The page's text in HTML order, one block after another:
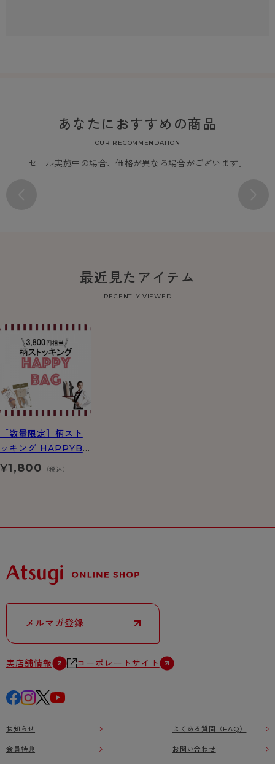
あなたにおすすめの商品
OUR RECOMMENDATION
セール実施中の場合、価格が異なる場合がございます。
最近見たアイテム
RECENTLY VIEWED
［数量限定］柄スト
ッキング HAPPYBA
G！
¥1,800 （税込）
メルマガ登録
実店舗情報 コーポレートサイト
お知らせ
会員特典
よくある質問（FAQ）
お問い合わせ